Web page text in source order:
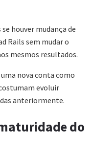
houver mudança de
Rails sem mudar o
mesmos resultados.
nova conta como
evoluir
anteriormente.
do